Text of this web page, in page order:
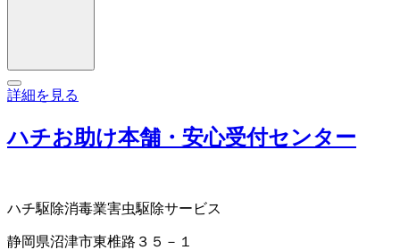
詳細を見る
ハチお助け本舗・安心受付センター
ハチ駆除消毒業害虫駆除サービス
静岡県沼津市東椎路３５－１